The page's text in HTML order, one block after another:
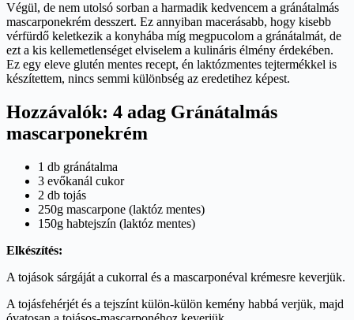
Végül, de nem utolsó sorban a harmadik kedvencem a gránátalmás
mascarponekrém desszert. Ez annyiban macerásabb, hogy kisebb
vérfürdő keletkezik a konyhába míg megpucolom a gránátalmát, de
ezt a kis kellemetlenséget elviselem a kulináris élmény érdekében.
Ez egy eleve glutén mentes recept, én laktózmentes tejtermékkel is
készítettem, nincs semmi különbség az eredetihez képest.
Hozzávalók: 4 adag Gránátalmás
mascarponekrém
1 db gránátalma
3 evőkanál cukor
2 db tojás
250g mascarpone (laktóz mentes)
150g habtejszín (laktóz mentes)
Elkészítés:
A tojások sárgáját a cukorral és a mascarponéval krémesre keverjük.
A tojásfehérjét és a tejszínt külön-külön kemény habbá verjük, majd